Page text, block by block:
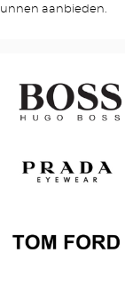
aanbieden.